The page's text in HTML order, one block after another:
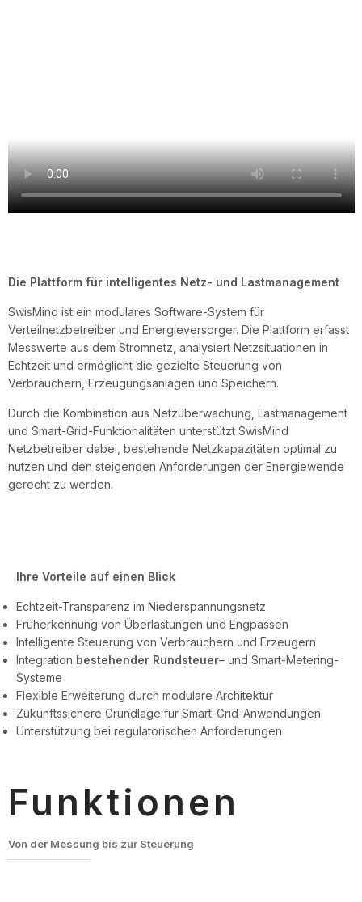
Die Plattform für intelligentes Netz- und Lastmanagement
SwisMind ist ein modulares Software-System für
Verteilnetzbetreiber und Energieversorger. Die Plattform erfasst
Messwerte aus dem Stromnetz, analysiert Netzsituationen in
Echtzeit und ermöglicht die gezielte Steuerung von
Verbrauchern, Erzeugungsanlagen und Speichern.
Durch die Kombination aus Netzüberwachung, Lastmanagement
und Smart-Grid-Funktionalitäten unterstützt SwisMind
Netzbetreiber dabei, bestehende Netzkapazitäten optimal zu
nutzen und den steigenden Anforderungen der Energiewende
gerecht zu werden.
Ihre Vorteile auf einen Blick
Echtzeit-Transparenz im Niederspannungsnetz
Früherkennung von Überlastungen und Engpässen
Intelligente Steuerung von Verbrauchern und Erzeugern
Integration bestehender Rundsteuer– und Smart-Metering-
Systeme
Flexible Erweiterung durch modulare Architektur
Zukunftssichere Grundlage für Smart-Grid-Anwendungen
Unterstützung bei regulatorischen Anforderungen
Funktionen
Von der Messung bis zur Steuerung